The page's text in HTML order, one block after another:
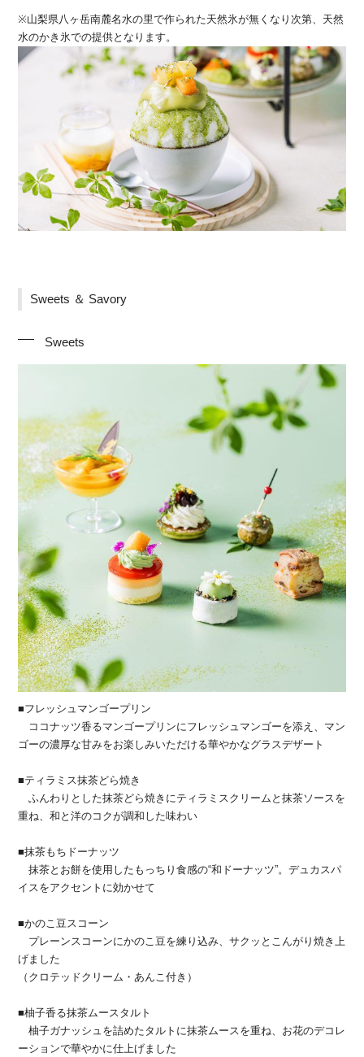
※山梨県八ヶ岳南麓名水の里で作られた天然氷が無くなり次第、天然
水のかき氷での提供となります。
Sweets ＆ Savory
Sweets
■フレッシュマンゴープリン
ココナッツ香るマンゴープリンにフレッシュマンゴーを添え、マン
ゴーの濃厚な甘みをお楽しみいただける華やかなグラスデザート
■ティラミス抹茶どら焼き
ふんわりとした抹茶どら焼きにティラミスクリームと抹茶ソースを
重ね、和と洋のコクが調和した味わい
■抹茶もちドーナッツ
抹茶とお餅を使用したもっちり食感の“和ドーナッツ”。デュカスパ
イスをアクセントに効かせて
■かのこ豆スコーン
プレーンスコーンにかのこ豆を練り込み、サクッとこんがり焼き上
げました
（クロテッドクリーム・あんこ付き）
■柚子香る抹茶ムースタルト
柚子ガナッシュを詰めたタルトに抹茶ムースを重ね、お花のデコレ
ーションで華やかに仕上げました